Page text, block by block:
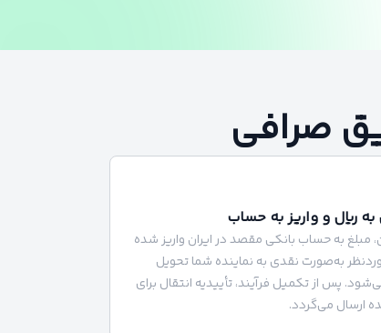
صرافی
به ریال و واریز به حساب
مبلغ به حساب بانکی مقصد در ایران واریز شده
به‌صورت نقدی به نماینده شما تحویل
پس از تکمیل فرآیند، تأییدیه انتقال برای
ارسال می‌گردد.